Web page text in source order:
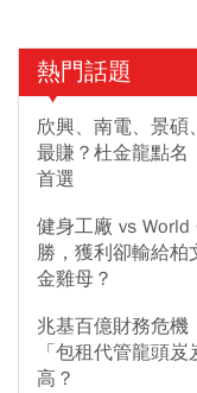
熱門話題
欣興、南電、景碩
最賺？杜金龍點名
首選
健身工廠 vs World
勝，獲利卻輸給
金雞母？
兆基百億財務危機
「包租代管龍頭
高？